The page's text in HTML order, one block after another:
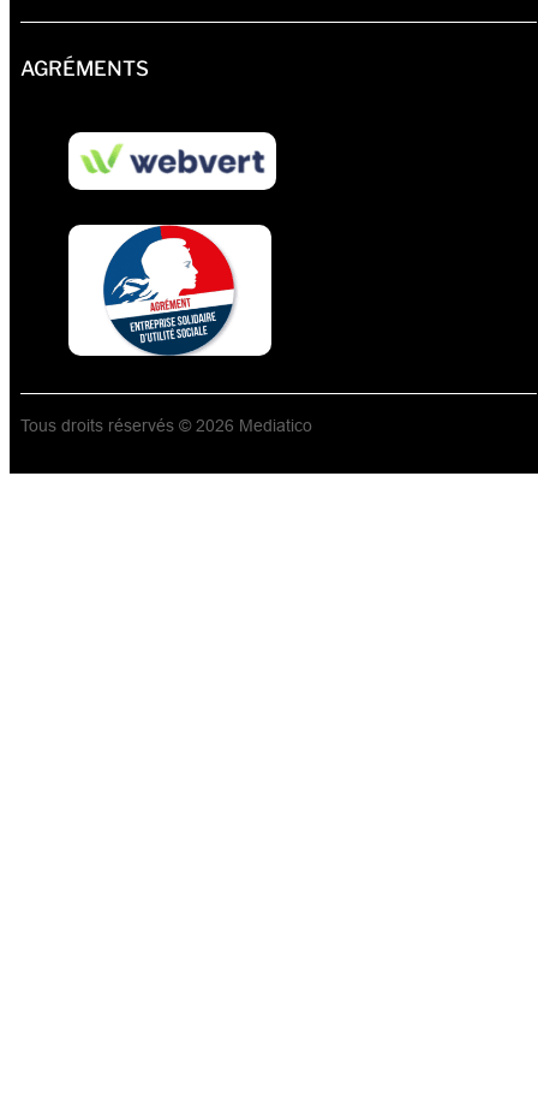
AGRÉMENTS
Tous droits réservés © 2026 Mediatico